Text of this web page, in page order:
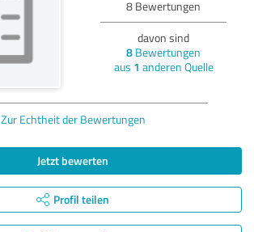
8 Bewertungen
davon sind
8 Bewertungen
aus 1 anderen Quelle
Zur Echtheit der Bewertungen
Jetzt bewerten
Profil teilen